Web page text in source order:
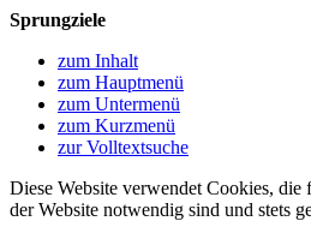
Sprungziele
zum Inhalt
zum Hauptmenü
zum Untermenü
zum Kurzmenü
zur Volltextsuche
Diese Website verwendet Cookies, die
der Website notwendig sind und stets